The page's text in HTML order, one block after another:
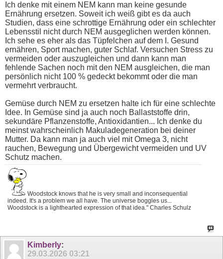
Ich denke mit einem NEM kann man keine gesunde
Ernährung ersetzen. Soweit ich weiß gibt es da auch
Studien, dass eine schrottige Ernährung oder ein schlechter
Lebensstil nicht durch NEM ausgeglichen werden können.
Ich sehe es eher als das Tüpfelchen auf dem I. Gesund
ernähren, Sport machen, guter Schlaf. Versuchen Stress zu
vermeiden oder auszugleichen und dann kann man
fehlende Sachen noch mit den NEM ausgleichen, die man
persönlich nicht 100 % gedeckt bekommt oder die man
vermehrt verbraucht.
Gemüse durch NEM zu ersetzen halte ich für eine schlechte
Idee. In Gemüse sind ja auch noch Ballaststoffe drin,
sekundäre Pflanzenstoffe, Antioxidantien... Ich denke du
meinst wahrscheinlich Makuladegeneration bei deiner
Mutter. Da kann man ja auch viel mit Omega 3, nicht
rauchen, Bewegung und Übergewicht vermeiden und UV
Schutz machen.
Woodstock knows that he is very small and inconsequential
indeed. It's a problem we all have. The universe boggles us...
Woodstock is a lighthearted expression of that idea." Charles Schulz
Kimberly:
29.03.2026 03:21